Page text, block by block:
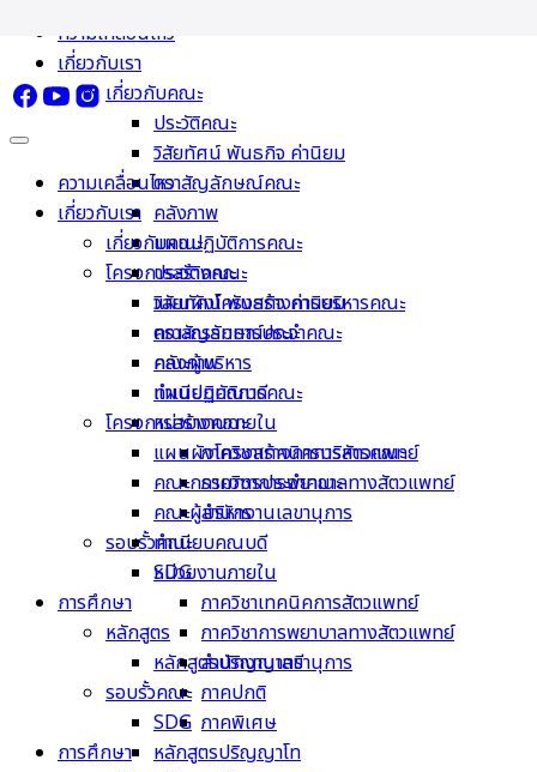
Skip
content
ความเคลื่อนไหว
เกี่ยวกับเรา
เกี่ยวกับคณะ
ประวัติคณะ
วิสัยทัศน์ พันธกิจ ค่านิยม
ตราสัญลักษณ์คณะ
คลังภาพ
แผนปฏิบัติการคณะ
โครงการสร้างคณะ
แผนผังโครงสร้างการบริหารคณะ
คณะกรรมการประจำคณะ
คณะผู้บริหาร
ทำเนียบคณบดี
หน่วยงานภายใน
ภาควิชาเทคนิคการสัตวแพทย์
ภาควิชาการพยาบาลทางสัตวแพทย์
สำนักงานเลขานุการ
รอบรั้วคณะ
SDG
การศึกษา
ความเคลื่อนไหว
เกี่ยวกับเรา
เกี่ยวกับคณะ
ประวัติคณะ
วิสัยทัศน์ พันธกิจ ค่านิยม
ตราสัญลักษณ์คณะ
คลังภาพ
แผนปฏิบัติการคณะ
โครงการสร้างคณะ
แผนผังโครงสร้างการบริหารคณะ
คณะกรรมการประจำคณะ
คณะผู้บริหาร
ทำเนียบคณบดี
หน่วยงานภายใน
ภาควิชาเทคนิคการสัตวแพทย์
ภาควิชาการพยาบาลทางสัตวแพทย์
สำนักงานเลขานุการ
รอบรั้วคณะ
SDG
การศึกษา
หลักสูตร
หลักสูตรปริญญาตรี
ภาคปกติ
ภาคพิเศษ
หลักสูตรปริญญาโท